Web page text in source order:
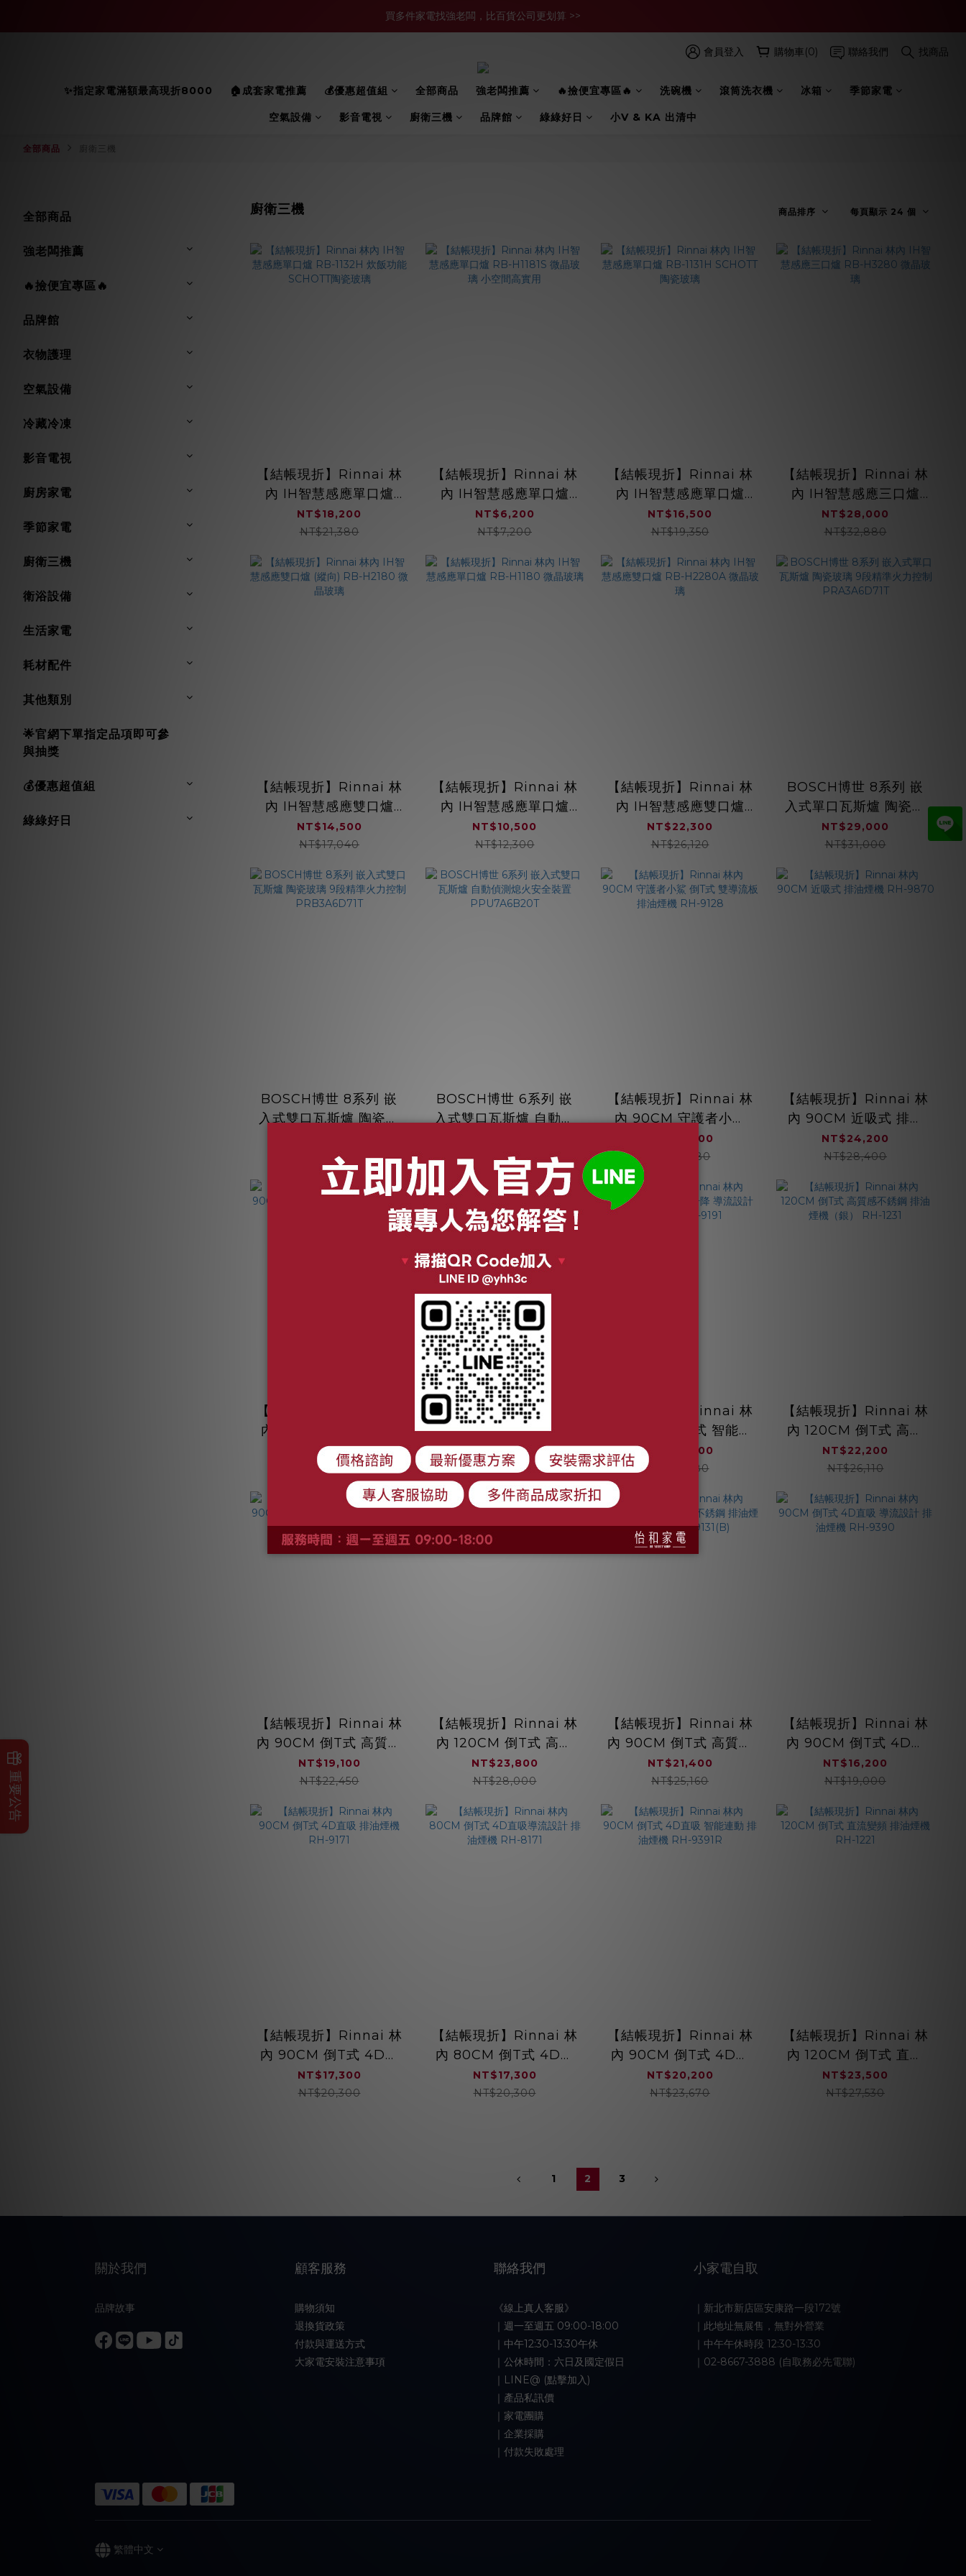
買多件家電找強老闆，比百貨公司更划算 >>
買多件家電找強老闆，比百貨公司更划算 >>
會員登入 購物車(0) 聯絡我們 找商品
✨指定家電滿額最高現折8000 🏠成套家電推薦 💰優惠超值組 全部商品 強老闆推薦 🔥撿便宜專區🔥 洗碗機 滾筒洗衣機 冰箱 季節家電
空氣設備 影音電視 廚衛三機 品牌館 綠綠好日 小V & KA 出清中
全部商品
全部商品
強老闆推薦
🔥撿便宜專區🔥
品牌館
衣物護理
空氣設備
冷藏冷凍
影音電視
廚房家電
季節家電
廚衛三機
衛浴設備
生活家電
耗材配件
其他類別
🌟官網下單指定品項即可參
與抽獎
💰優惠超值組
綠綠好日
廚衛三機 商品排序 每頁顯示 24 個
【結帳現折】Rinnai 林
內 IH智慧感應單口爐
RB-1132H 炊飯功能
SCHOTT陶瓷玻璃
NT$18,200
NT$21,380
【結帳現折】Rinnai 林
內 IH智慧感應單口爐
RB-H1181S 微晶玻璃 小
空間高實用
NT$6,200
NT$7,200
【結帳現折】Rinnai 林
內 IH智慧感應單口爐
RB-1131H SCHOTT陶
瓷玻璃
NT$16,500
NT$19,350
【結帳現折】Rinnai 林
內 IH智慧感應三口爐
RB-H3280 微晶玻璃
NT$28,000
NT$32,880
【結帳現折】Rinnai 林
內 IH智慧感應雙口爐
(縱向) RB-H2180 微晶
玻璃
NT$14,500
NT$17,040
【結帳現折】Rinnai 林
內 IH智慧感應單口爐
RB-H1180 微晶玻璃
NT$10,500
NT$12,300
【結帳現折】Rinnai 林
內 IH智慧感應雙口爐
RB-H2280A 微晶玻璃
NT$22,300
NT$26,120
BOSCH博世 8系列 嵌
入式單口瓦斯爐 陶瓷玻
璃 9段精準火力控制
PRA3A6D71T
NT$29,000
NT$31,000
BOSCH博世 8系列 嵌
入式雙口瓦斯爐 陶瓷玻
PRB3A6D71T
NT$29,000
BOSCH博世 6系列 嵌
入式雙口瓦斯爐 自動偵
PPU7A6B20T
NT$32,000
【結帳現折】Rinnai 林
內 90CM 守護者小鯊
倒T式 雙導流板 排油煙
機 RH-9128
NT$25,700
NT$30,180
【結帳現折】Rinnai 林
內 90CM 近吸式 排油
煙機 RH-9870
NT$24,200
NT$28,400
【結帳現折】Rinnai 林
內 90CM 隱藏/全隱藏
雙用安裝 排油煙機 RH-
9370
NT$9,060
NT$8,560
【結帳現折】Rinnai 林
內 80CM 隱藏/全隱藏
雙用安裝 排油煙機 RH-
8370
NT$7,300
NT$8,560
【結帳現折】Rinnai 林
內 90CM 倒T式 智能升
降 導流設計 排油煙機
RH-9191
NT$26,600
NT$31,180
【結帳現折】Rinnai 林
內 120CM 倒T式 高質
感不銹鋼 排油煙機
（銀） RH-1231
NT$22,200
NT$26,110
【結帳現折】Rinnai 林
內 90CM 倒T式 高質感
不銹鋼 排油煙機（銀）
RH-9131
NT$19,100
NT$22,450
【結帳現折】Rinnai 林
內 120CM 倒T式 高質
感不銹鋼 排油煙機
（黑） RH-1231(B)
NT$23,800
NT$28,000
【結帳現折】Rinnai 林
內 90CM 倒T式 高質感
不銹鋼 排油煙機（黑）
RH-9131(B)
NT$21,400
NT$25,160
【結帳現折】Rinnai 林
內 90CM 倒T式 4D直
吸 導流設計 排油煙機
RH-9390
NT$16,200
NT$19,000
【結帳現折】Rinnai 林
內 90CM 倒T式 4D直
吸 排油煙機 RH-9171
NT$17,300
NT$20,300
【結帳現折】Rinnai 林
內 80CM 倒T式 4D直
吸導流設計 排油煙機
RH-8171
NT$17,300
NT$20,300
【結帳現折】Rinnai 林
內 90CM 倒T式 4D直
吸 智能連動 排油煙機
RH-9391R
NT$20,200
NT$23,670
【結帳現折】Rinnai 林
內 120CM 倒T式 直流
變頻 排油煙機 RH-1221
NT$23,500
NT$27,530
1 2 3
關於我們
品牌故事
顧客服務
購物須知
退換貨政策
付款與運送方式
大家電安裝注意事項
聯絡我們
《線上真人客服》
｜週一至週五 09:00-18:00
｜中午12:30-13:30午休
｜公休時間：六日及國定假日
｜LINE@ (點擊加入)
｜產品私訊價
｜家電團購
｜企業採購
｜付款失敗處理
小家電自取
｜新北市新店區安康路一段172號
｜此地址無展售，無對外營業
｜中午午休時段 12:30-13:30
｜02-8667-3888 (自取務必先電聯)
繁體中文
重要公告